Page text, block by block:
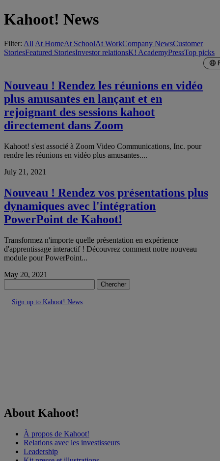
Kahoot! News
Filter: All At HomeAt SchoolAt WorkCompany NewsCustomer
StoriesFeatured StoriesInvestor relationsK! AcademyPressTop picks
Nouveau ! Rendez les réunions en vidéo
plus amusantes en lançant et en
rejoignant des sessions kahoot
directement dans Zoom
Kahoot! s'est associé à Zoom Video Communications, Inc. pour
rendre les réunions en vidéo plus amusantes....
July 21, 2021
Nouveau ! Rendez vos présentations plus
dynamiques avec l'intégration
PowerPoint de Kahoot!
Transformez n'importe quelle présentation en expérience
d'apprentissage interactif ! Découvrez comment notre nouveau
module pour PowerPoint...
May 20, 2021
Chercher
Sign up to Kahoot! News
About Kahoot!
À propos de Kahoot!
Relations avec les investisseurs
Leadership